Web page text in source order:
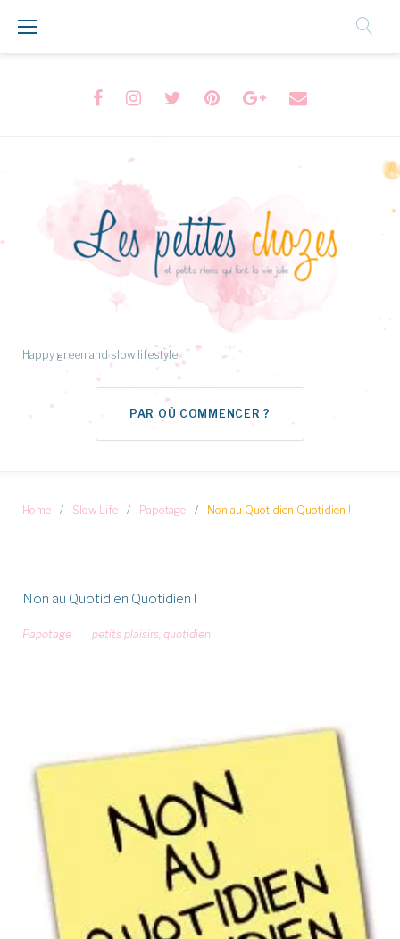
Happy green and slow lifestyle
PAR OÙ COMMENCER ?
Home / Slow Life / Papotage / Non au Quotidien Quotidien !
Non au Quotidien Quotidien !
Papotage petits plaisirs, quotidien